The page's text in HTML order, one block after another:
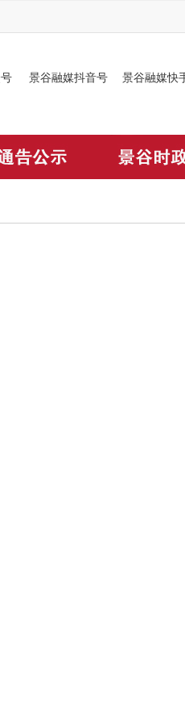
景谷融媒抖音号 景谷融媒快